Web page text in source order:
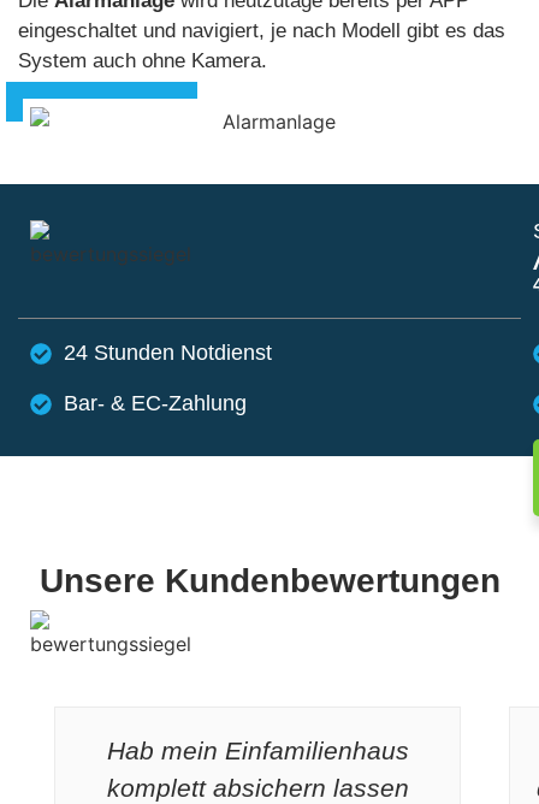
eingeschaltet und navigiert, je nach Modell gibt es das
System auch ohne Kamera.
24 Stunden Notdienst
Bar- & EC-Zahlung
Unsere Kundenbewertungen
Hab mein Einfamilienhaus
komplett absichern lassen